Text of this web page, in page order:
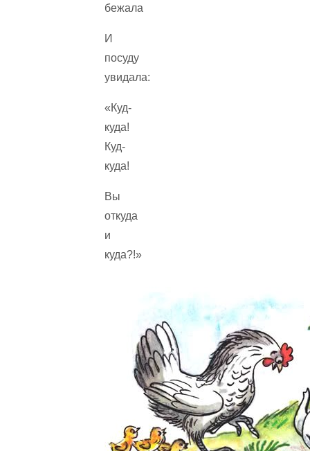
бежала
И
посуду
увидала:
«Куд-
куда!
Куд-
куда!
Вы
откуда
и
куда?!»